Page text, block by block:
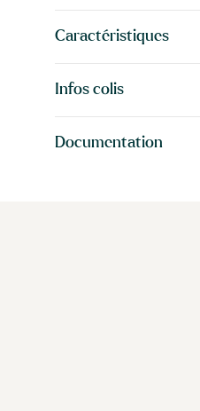
Caractéristiques
Infos colis
Documentation